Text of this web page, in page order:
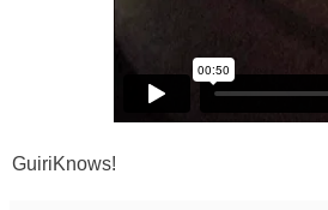
GuiriKnows!